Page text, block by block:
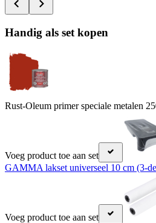
Handig als set kopen
Rust-Oleum primer speciale metalen
Voeg product toe aan set
GAMMA lakset universeel 10 cm (3-
Voeg product toe aan set